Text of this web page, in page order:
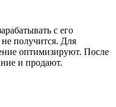
с его
получится. Для
оптимизируют. После
и продают.